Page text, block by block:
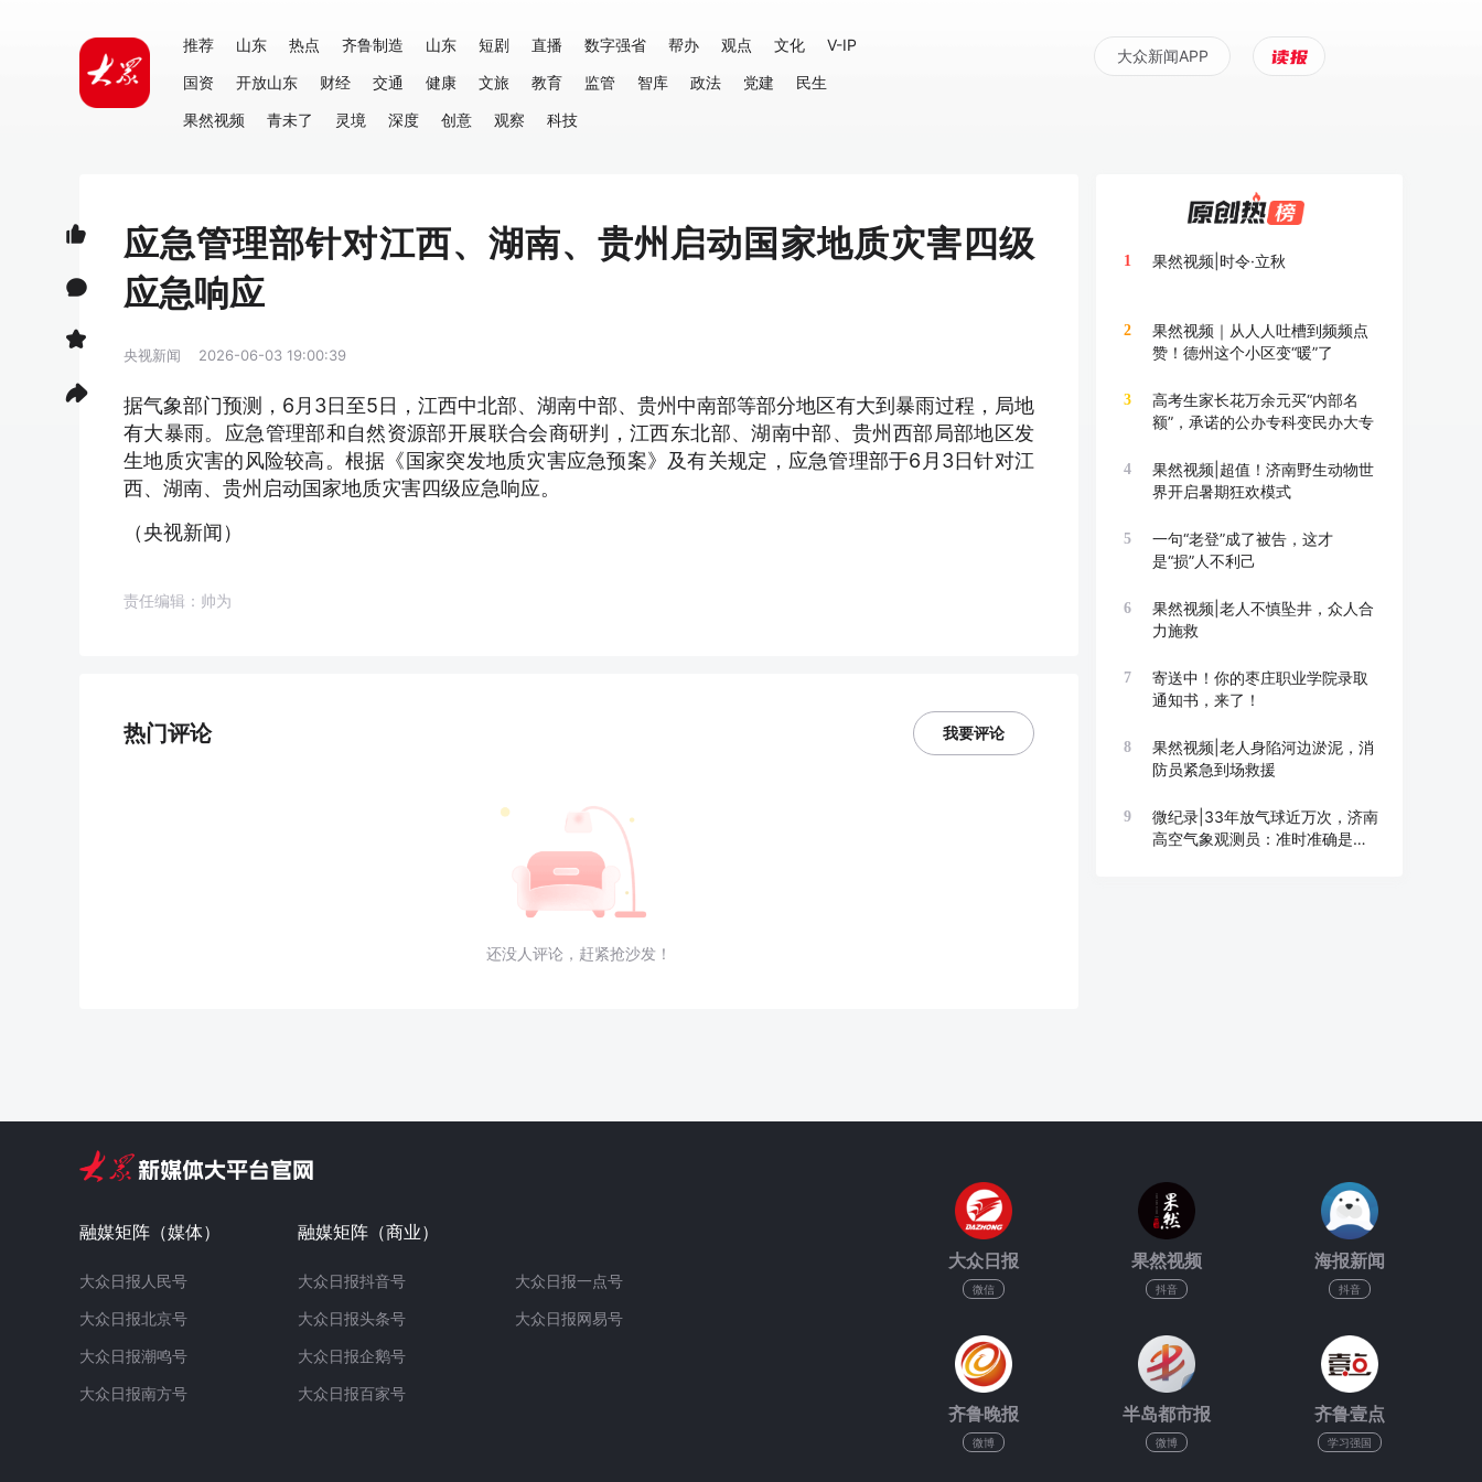
推荐 山东 热点 齐鲁制造 山东 短剧 直播 数字强省 帮办 观点 文化
V-IP
国资
开放山东 财经 交通 健康 文旅 教育 监管 智库 政法 党建
民生
果然视频
青未了 灵境 深度 创意 观察 科技
大众新闻APP
应急管理部针对江西、湖南、贵州启动国家地质灾害四级
应急响应
央视新闻 2026-06-03 19:00:39
据气象部门预测，6月3日至5日，江西中北部、湖南中部、贵州中南部等部分地区有大到暴雨过程，局地
有大暴雨。应急管理部和自然资源部开展联合会商研判，江西东北部、湖南中部、贵州西部局部地区发
生地质灾害的风险较高。根据《国家突发地质灾害应急预案》及有关规定，应急管理部于6月3日针对江
西、湖南、贵州启动国家地质灾害四级应急响应。
（央视新闻）
责任编辑：帅为
热门评论 我要评论
还没人评论，赶紧抢沙发！
1 果然视频|时令·立秋
2
果然视频｜从人人吐槽到频频点
赞！德州这个小区变“暖”了
3
高考生家长花万余元买“内部名
额”，承诺的公办专科变民办大专
4
果然视频|超值！济南野生动物世
界开启暑期狂欢模式
5
一句“老登”成了被告，这才
是“损”人不利己
6
果然视频|老人不慎坠井，众人合
力施救
7
寄送中！你的枣庄职业学院录取
通知书，来了！
8
果然视频|老人身陷河边淤泥，消
防员紧急到场救援
9
微纪录|33年放气球近万次，济南
高空气象观测员：准时准确是底
融媒矩阵（媒体）
大众日报人民号
大众日报北京号
大众日报潮鸣号
大众日报南方号
融媒矩阵（商业）
大众日报抖音号
大众日报头条号
大众日报企鹅号
大众日报百家号
大众日报一点号
大众日报网易号
大众日报
微信
果然视频
抖音
海报新闻
抖音
齐鲁晚报
微博
半岛都市报
微博
齐鲁壹点
学习强国